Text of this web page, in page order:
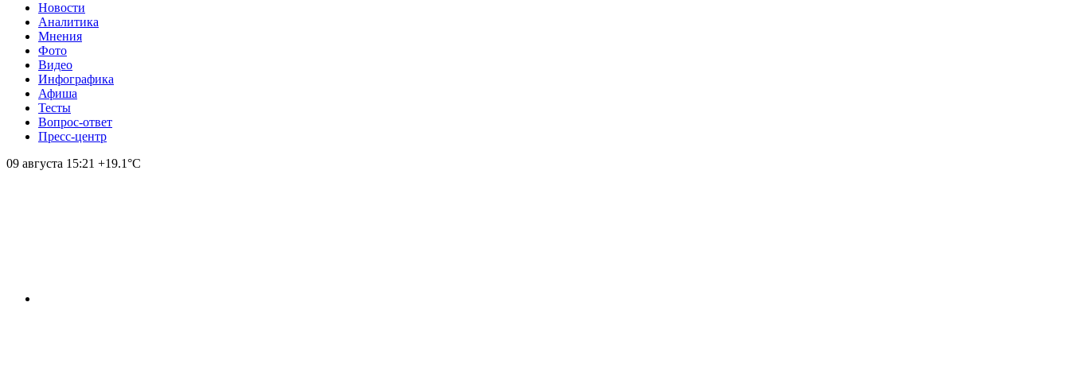
Новости
Аналитика
Мнения
Фото
Видео
Инфографика
Афиша
Тесты
Вопрос-ответ
Пресс-центр
09 августа 15:21 +19.1°С